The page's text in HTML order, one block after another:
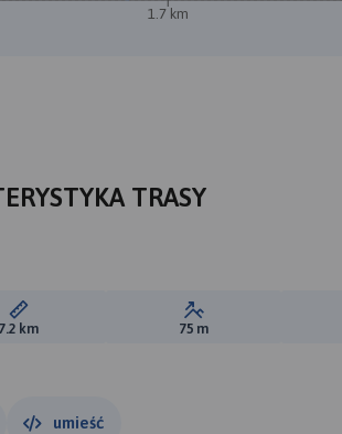
1.7 km
TRASY
Długość trasy:
7.2 km Suma przewyższeń:
75 m
umieść